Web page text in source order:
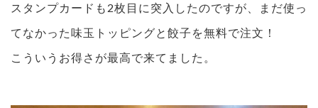
スタンプカードも2枚目に突入したのですが、まだ使っ
てなかった味玉トッピングと餃子を無料で注文！
こういうお得さが最高で来てました。